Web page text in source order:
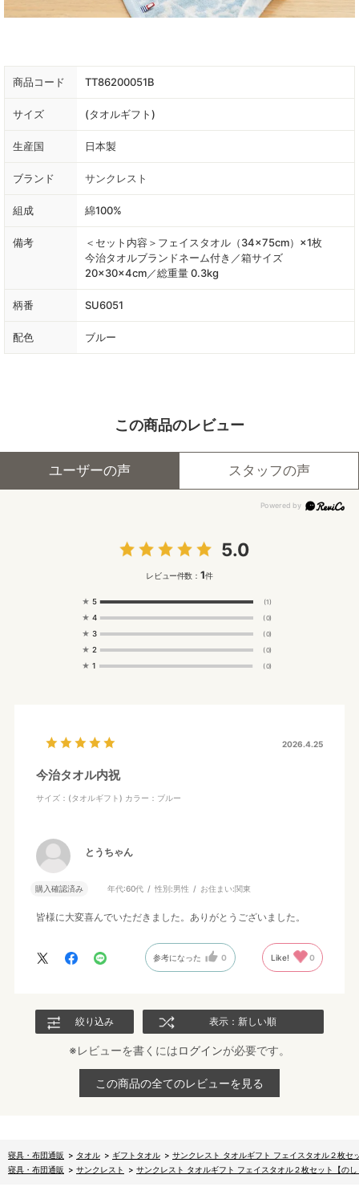
商品コード TT86200051B
サイズ (タオルギフト)
生産国 日本製
ブランド サンクレスト
組成 綿100%
備考
＜セット内容＞フェイスタオル（34×75cm）×1枚
今治タオルブランドネーム付き／箱サイズ
20×30×4cm／総重量 0.3kg
柄番 SU6051
配色 ブルー
この商品のレビュー
ユーザーの声 スタッフの声
5.0
レビュー件数： 1件
★ 5 (1)
★ 4 (0)
★ 3 (0)
★ 2 (0)
★ 1 (0)
2026.4.25
今治タオル内祝
サイズ：(タオルギフト) カラー：ブルー
とうちゃん
購入確認済み 年代:60代 性別:男性 お住まい:関東
皆様に大変喜んでいただきました。ありがとうございました。
参考になった 0 Like! 0
絞り込み 表示：新しい順
※レビューを書くにはログインが必要です。
この商品の全てのレビューを見る
寝具・布団通販 > タオル > ギフトタオル > サンクレスト タオルギフト フェイスタオル２枚セ
寝具・布団通販 > サンクレスト > サンクレスト タオルギフト フェイスタオル２枚セット【の